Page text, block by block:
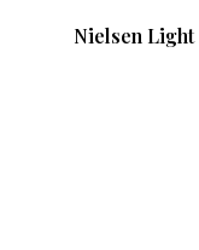
Nielsen